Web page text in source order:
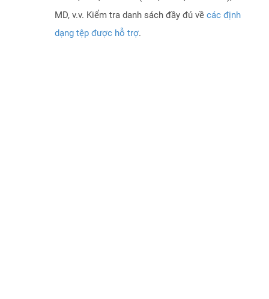
MD, v.v. Kiểm tra danh sách đầy đủ về các định
dạng tệp được hỗ trợ.